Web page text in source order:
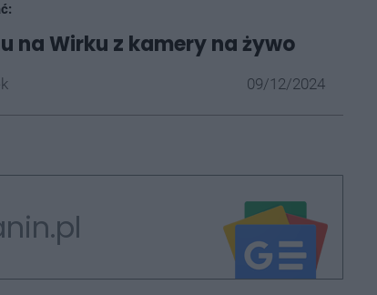
na Wirku z kamery na żywo
09/12/2024